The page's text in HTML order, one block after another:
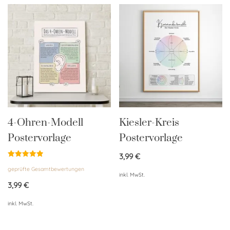
4-Ohren-Modell
Postervorlage
mit
von 5
geprüfte Gesamtbewertungen
3,99€
inkl. MwSt.
Kiesler-Kreis
Postervorlage
3,99€
inkl. MwSt.